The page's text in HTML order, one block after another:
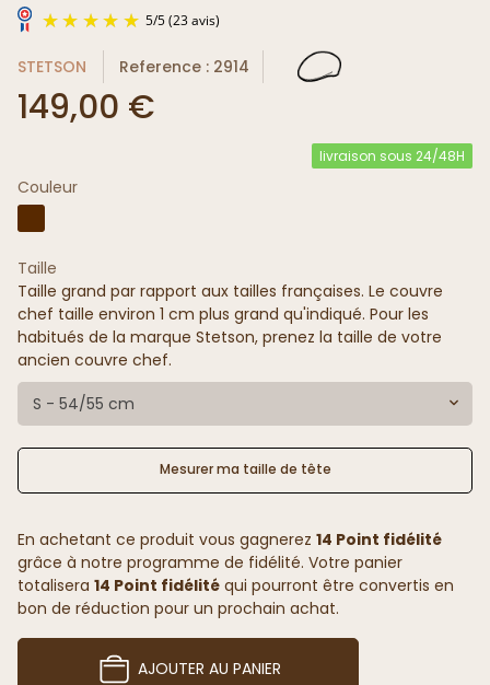
STETSON Reference : 2914
149,00 €
livraison sous 24/48H
Couleur
Taille
Taille grand par rapport aux tailles françaises. Le couvre
chef taille environ 1 cm plus grand qu'indiqué. Pour les
habitués de la marque Stetson, prenez la taille de votre
ancien couvre chef.
S - 54/55 cm
Mesurer ma taille de tête
En achetant ce produit vous gagnerez 14 Point fidélité
grâce à notre programme de fidélité. Votre panier
totalisera 14 Point fidélité qui pourront être convertis en
bon de réduction pour un prochain achat.
AJOUTER AU PANIER